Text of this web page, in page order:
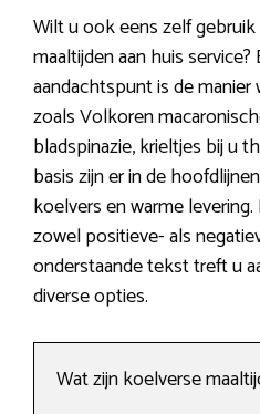
Wilt u ook eens zelf
maaltijden aan huis
aandachtspunt is de
zoals Volkoren
bladspinazie, krieltjes bij u
basis zijn er in de
koelvers en warme
zowel positieve- als
onderstaande tekst treft u
diverse opties.
Wat zijn koelverse